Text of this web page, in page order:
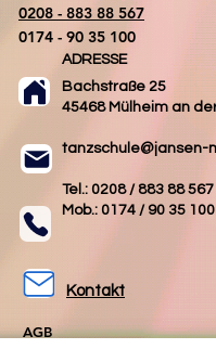
0208 - 883 88 567
0174 - 90 35 100
ADRESSE
Bachstraße 25
45468 Mülheim an
tanzschule@jansen-
Tel.: 0208 / 883 88 567
Mob.: 0174 / 90 35 100
Kontakt
AGB